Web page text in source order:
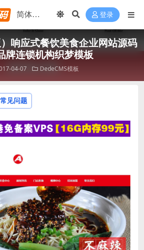
登录
）响应式餐饮美食企业网站源码
牌连锁机构织梦模板
04-07 DedeCMS模板
常见问题